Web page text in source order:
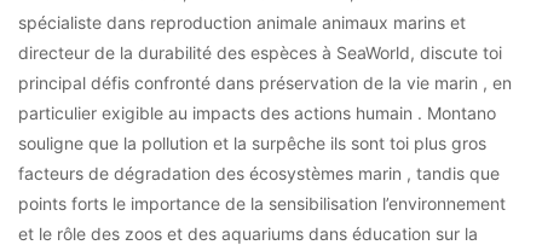
spécialiste dans reproduction animale animaux marins et
directeur de la durabilité des espèces à SeaWorld, discute toi
principal défis confronté dans préservation de la vie marin , en
particulier exigible au impacts des actions humain . Montano
souligne que la pollution et la surpêche ils sont toi plus gros
facteurs de dégradation des écosystèmes marin , tandis que
points forts le importance de la sensibilisation l’environnement
et le rôle des zoos et des aquariums dans éducation sur la